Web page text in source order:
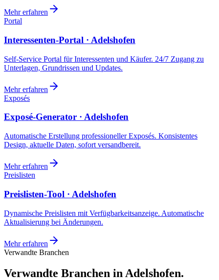
Mehr erfahren
Portal
Interessenten-Portal · Adelshofen
Self-Service Portal für Interessenten und Käufer. 24/7 Zugang zu
Unterlagen, Grundrissen und Updates.
Mehr erfahren
Exposés
Exposé-Generator · Adelshofen
Automatische Erstellung professioneller Exposés. Konsistentes
Design, aktuelle Daten, sofort versandbereit.
Mehr erfahren
Preislisten
Preislisten-Tool · Adelshofen
Dynamische Preislisten mit Verfügbarkeitsanzeige. Automatische
Aktualisierung bei Änderungen.
Mehr erfahren
Verwandte Branchen
Verwandte Branchen in Adelshofen.